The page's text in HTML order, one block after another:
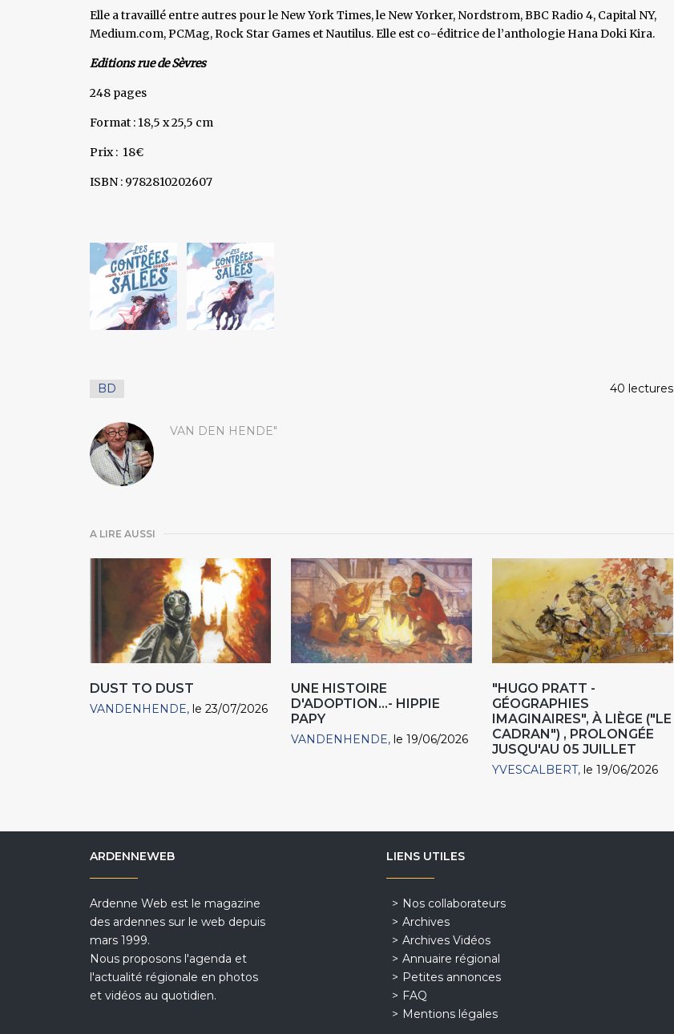
Elle a travaillé entre autres pour le New York Times, le New Yorker, Nordstrom, BBC Radio 4, Capital NY,
Medium.com, PCMag, Rock Star Games et Nautilus. Elle est co-éditrice de l’anthologie Hana Doki Kira.
Editions rue de Sèvres
248 pages
Format : 18,5 x 25,5 cm
Prix : 18€
ISBN : 9782810202607
BD 40 lectures
VAN DEN HENDE"
A LIRE AUSSI
DUST TO DUST
VANDENHENDE le 23/07/2026
UNE HISTOIRE
D'ADOPTION...- HIPPIE
PAPY
VANDENHENDE le 19/06/2026
"HUGO PRATT -
GÉOGRAPHIES
IMAGINAIRES", À LIÈGE ("LE
CADRAN") , PROLONGÉE
JUSQU'AU 05 JUILLET
YVESCALBERT le 19/06/2026
ARDENNEWEB
Ardenne Web est le magazine
des ardennes sur le web depuis
mars 1999.
Nous proposons l'agenda et
l'actualité régionale en photos
et vidéos au quotidien.
LIENS UTILES
Nos collaborateurs
Archives
Archives Vidéos
Annuaire régional
Petites annonces
FAQ
Mentions légales